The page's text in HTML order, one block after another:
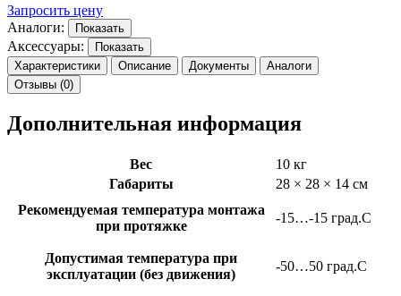
Запросить цену
Аналоги:
Показать
Аксессуары:
Показать
Характеристики
Описание Документы
Аналоги
Отзывы (0)
Дополнительная информация
Вес
10 кг
Габариты
28 × 28 × 14 см
Рекомендуемая температура монтажа
при протяжке
-15…-15 град.C
Допустимая температура при
эксплуатации (без движения)
-50…50 град.C